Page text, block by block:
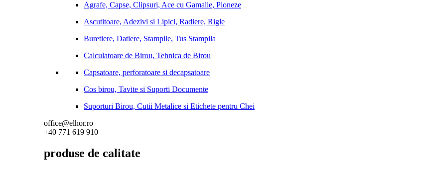
Agrafe, Capse, Clipsuri, Ace cu Gamalie, Pioneze
Ascutitoare, Adezivi si Lipici, Radiere, Rigle
Buretiere, Datiere, Stampile, Tus Stampila
Calculatoare de Birou, Tehnica de Birou
Capsatoare, perforatoare si decapsatoare
Cos birou, Tavite si Suporti Documente
Suporturi Birou, Cutii Metalice si Etichete pentru Chei
office@elhor.ro
+40 771 619 910
produse de calitate